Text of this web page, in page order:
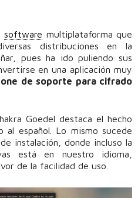
software multiplataforma que
distribuciones en la
pues ha ido puliendo sus
en una aplicación muy
de soporte para cifrado
Goedel destaca el hecho
español. Lo mismo sucede
instalación, donde incluso la
está en nuestro idioma,
de la facilidad de uso.